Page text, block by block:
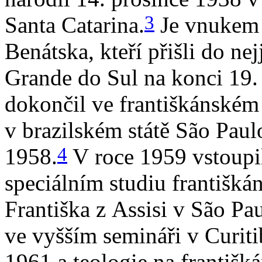
Santa Catarina.3 Je
Benátska, kteří přišli do
Grande do Sul na konci
dokončil ve
v brazilském státě São
1958.4 V roce 1959
speciálním studiu
Františka z Assisi v São
ve vyšším semináři v